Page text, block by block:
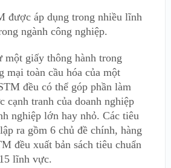
được áp dụng trong nhiều lĩnh
ngành công nghiệp.
giấy thông hành trong
mại toàn cầu hóa của một
đều có thể góp phần làm
cạnh tranh của doanh nghiệp
nghiệp lớn hay nhỏ. Các tiêu
ra gồm 6 chủ đề chính, hàng
đều xuất bản sách tiêu chuẩn
lĩnh vực.